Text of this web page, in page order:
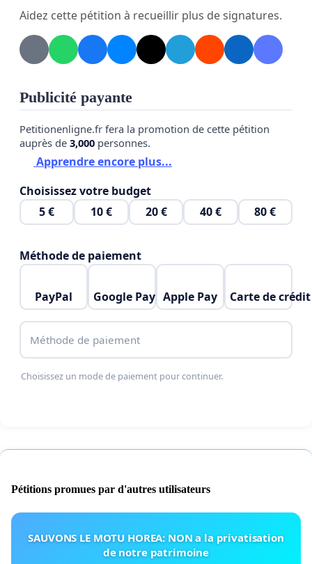
Aidez cette pétition à recueillir plus de signatures.
Publicité payante
Petitionenligne.fr fera la promotion de cette pétition
auprès de 3,000 personnes.
Apprendre encore plus...
Choisissez votre budget
5 €
10 € 20 € 40 € 80 €
Méthode de paiement
PayPal Google Pay Apple Pay Carte de crédit
Méthode de paiement
Choisissez un mode de paiement pour continuer.
Pétitions promues par d'autres utilisateurs
SAUVONS LE MOTU HOREA: NON a la privatisation
de notre patrimoine